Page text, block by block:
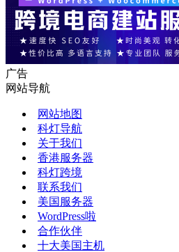
广告
网站导航
网站地图
科灯导航
关于我们
香港服务器
科灯跨境
联系我们
美国服务器
WordPress啦
合作伙伴
十大美国主机